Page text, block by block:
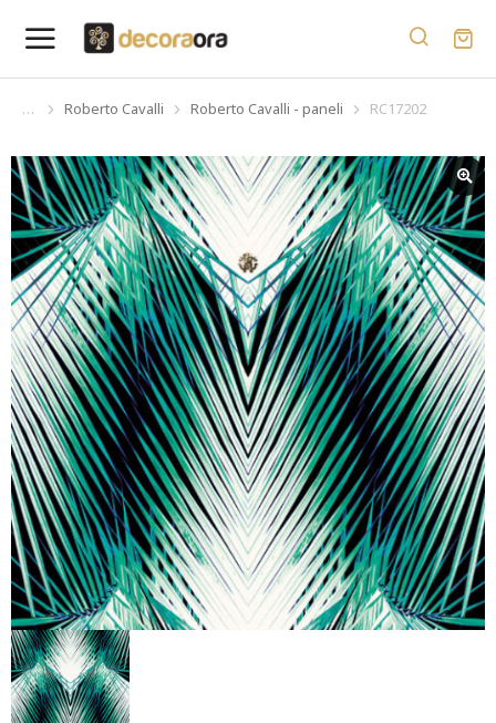
You are here:
Roberto Cavalli Roberto Cavalli - paneli RC17202